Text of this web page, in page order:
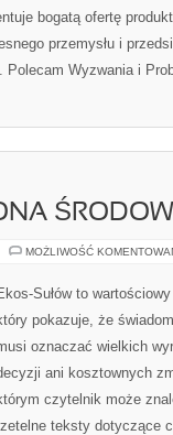
bogatą ofertę
przemysłu i
Wyzwania i
MOŻLIWOŚĆ
Sułów to
pokazuje, że
oznaczać wielkich
ani kosztownych
czytelnik może
teksty dotyczące